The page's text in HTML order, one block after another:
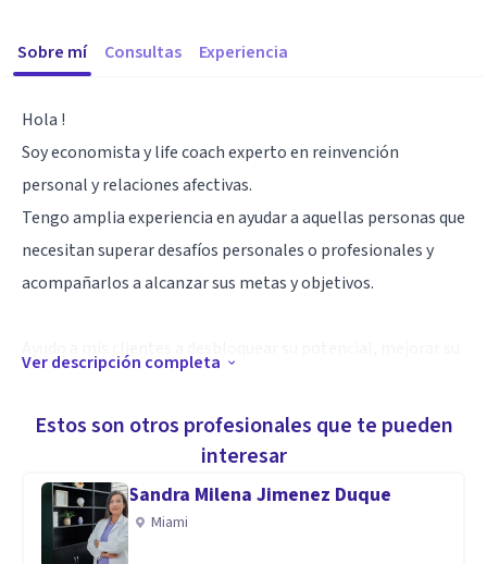
Sobre mí Consultas Experiencia
Hola !
Soy economista y life coach experto en reinvención
personal y relaciones afectivas.
Tengo amplia experiencia en ayudar a aquellas personas que
necesitan superar desafíos personales o profesionales y
acompañarlos a alcanzar sus metas y objetivos.
y auténticas a través de un RAPIDO proceso de coaching de
autodescubrimiento y empoderamiento.
Los procesos de coaching tienen una duración aproximada
de 12 sesiones.
Ver descripción completa
Estos son otros profesionales que te pueden
interesar
Sandra Milena Jimenez Duque
Miami